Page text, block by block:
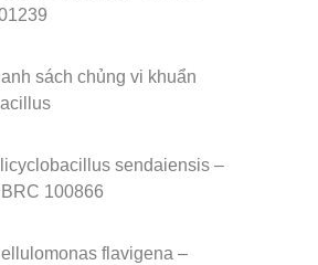
sách chủng vi khuẩn
sendaiensis –
100866
flavigena –